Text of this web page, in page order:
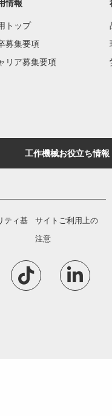
情報
トップ
募集要項
リア募集要項
工作機械お役立ち情報
ティ基
サイトご利用上の
注意